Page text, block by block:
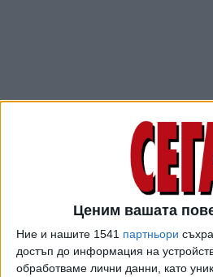
Ценим вашата
Ние и нашите 1541 партньори
достъп до информация на
обработваме лични данни, като
Наградата за най-добра женска
присъдена на Албена Михова от
“Алеко Константинов” за
Злата от спектакъла
Добри Войников, постановка
за най-добра мъжка роля
на Христо Пъдев за участието